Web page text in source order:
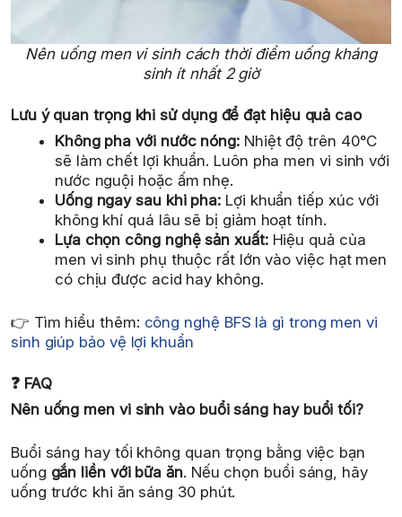
Nên uống men vi sinh cách thời điểm uống kháng
sinh ít nhất 2 giờ
Lưu ý quan trọng khi sử dụng để đạt hiệu quả cao
Không pha với nước nóng:Nhiệt độ trên 40°C
sẽ làm chết lợi khuẩn. Luôn pha men vi sinh với
nước nguội hoặc ấm nhẹ.
Uống ngay sau khi pha: Lợi khuẩn tiếp xúc với
không khí quá lâu sẽ bị giảm hoạt tính.
Lựa chọn công nghệ sản xuất:Hiệu quả của
men vi sinh phụ thuộc rất lớn vào việc hạt men
có chịu được acid hay không.
👉 Tìm hiểu thêm: công nghệ BFS là gì trong men vi
sinh giúp bảo vệ lợi khuẩn
❓ FAQ
Nên uống men vi sinh vào buổi sáng hay buổi tối?
Buổi sáng hay tối không quan trọng bằng việc bạn
uống gắn liền với bữa ăn. Nếu chọn buổi sáng, hãy
uống trước khi ăn sáng 30 phút.